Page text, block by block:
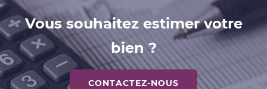
Vous souhaitez estimer votre
bien ?
CONTACTEZ-NOUS